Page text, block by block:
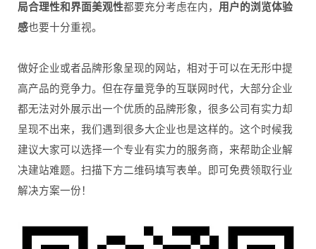
局合理性和界面美观性都要充分考虑在内， 用户的浏览体验
感也要十分重视。
做好企业或者品牌形象呈现的网站，相对于可以在无形中提
高产品的竞争力。但在存量竞争的互联网时代，大部分企业
都无法对外展示出一个优质的品牌形象，很多公司有实力却
呈现不出来，我们遇到很多大企业也是这样的。这个时候我
建议大家可以选择一个专业有实力的服务商，来帮助企业解
决建站难题。扫描下方二维码填写表单。即可免费领取行业
解决方案一份！